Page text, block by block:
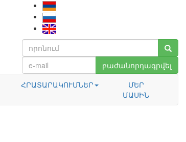
բաժանորդագրվել
ՀՐԱՏԱՐԱԿՈՒՄՆԵՐ
ՄԵՐ
ՄԱՍԻՆ